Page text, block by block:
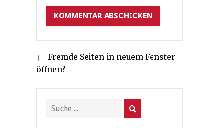
Fremde Seiten in neuem Fenster
öffnen?